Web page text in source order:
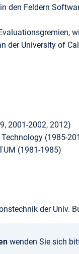
den Feldern
der University of
2001-2002, 2012)
(1985-
(1981-1985)
der Univ.
wenden Sie sich